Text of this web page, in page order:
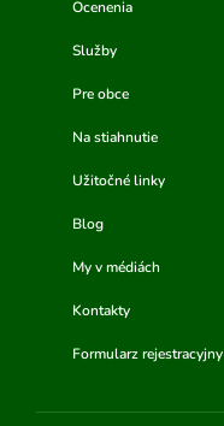
Ocenenia
Služby
Pre obce
Na stiahnutie
Užitočné linky
Blog
My v médiách
Kontakty
Formularz rejestracyjny